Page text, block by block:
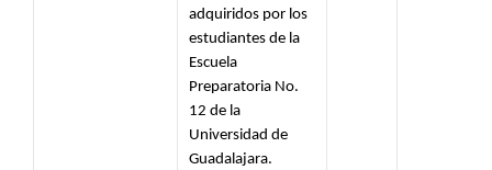
adquiridos por los
estudiantes de la
Escuela
Preparatoria No.
12 de la
Universidad de
Guadalajara.